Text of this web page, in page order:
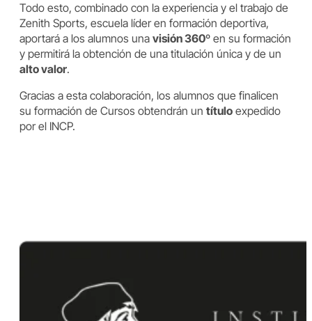
Todo esto, combinado con la experiencia y el trabajo de
Zenith Sports, escuela líder en formación deportiva,
aportará a los alumnos una visión 360º en su formación
y permitirá la obtención de una titulación única y de un
alto valor.
Gracias a esta colaboración, los alumnos que finalicen
su formación de Cursos obtendrán un título expedido
por el INCP.